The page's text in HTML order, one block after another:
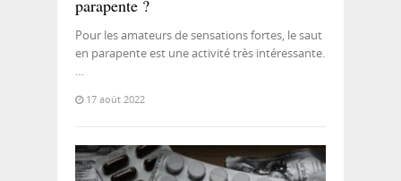
parapente ?
Pour les amateurs de sensations fortes, le saut
en parapente est une activité très intéressante.
…
17 août 2022